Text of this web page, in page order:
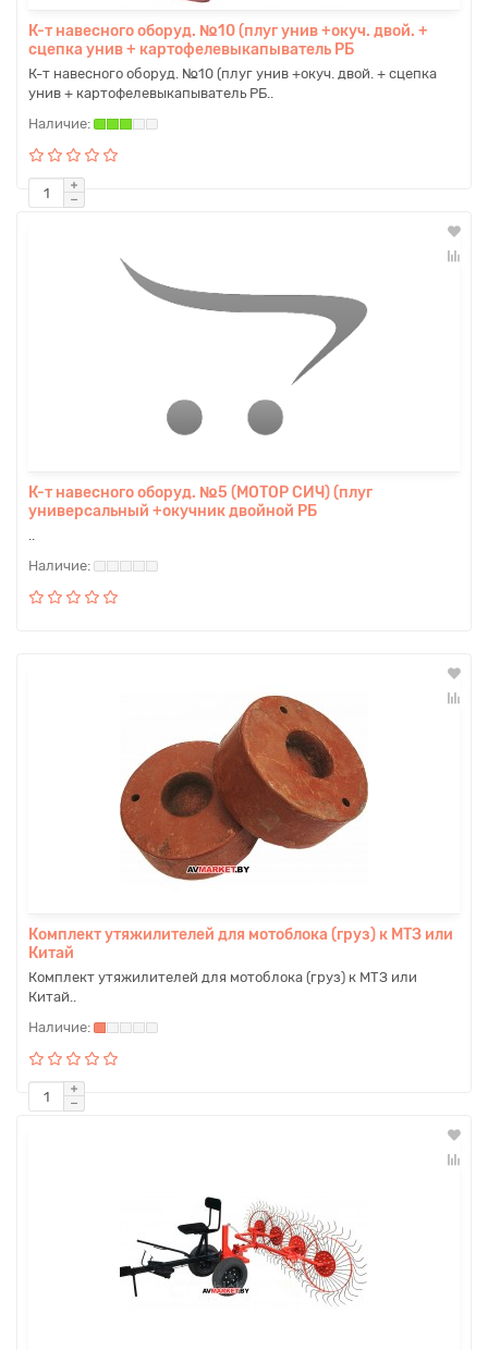
К-т навесного оборуд. №10 (плуг унив +окуч. двой. +
сцепка унив + картофелевыкапыватель РБ
К-т навесного оборуд. №10 (плуг унив +окуч. двой. + сцепка
унив + картофелевыкапыватель РБ..
К-т навесного оборуд. №5 (МОТОР СИЧ) (плуг
универсальный +окучник двойной РБ
..
Комплект утяжилителей для мотоблока (груз) к МТЗ или
Китай
Комплект утяжилителей для мотоблока (груз) к МТЗ или
Китай..